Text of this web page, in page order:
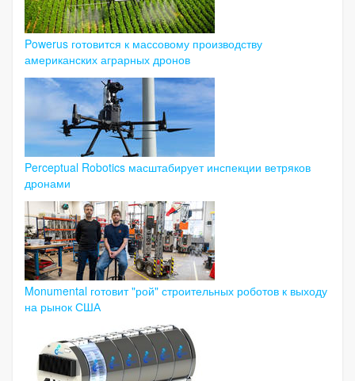
Powerus готовится к массовому производству
американских аграрных дронов
Perceptual Robotics масштабирует инспекции ветряков
дронами
Monumental готовит "рой" строительных роботов к выходу
на рынок США